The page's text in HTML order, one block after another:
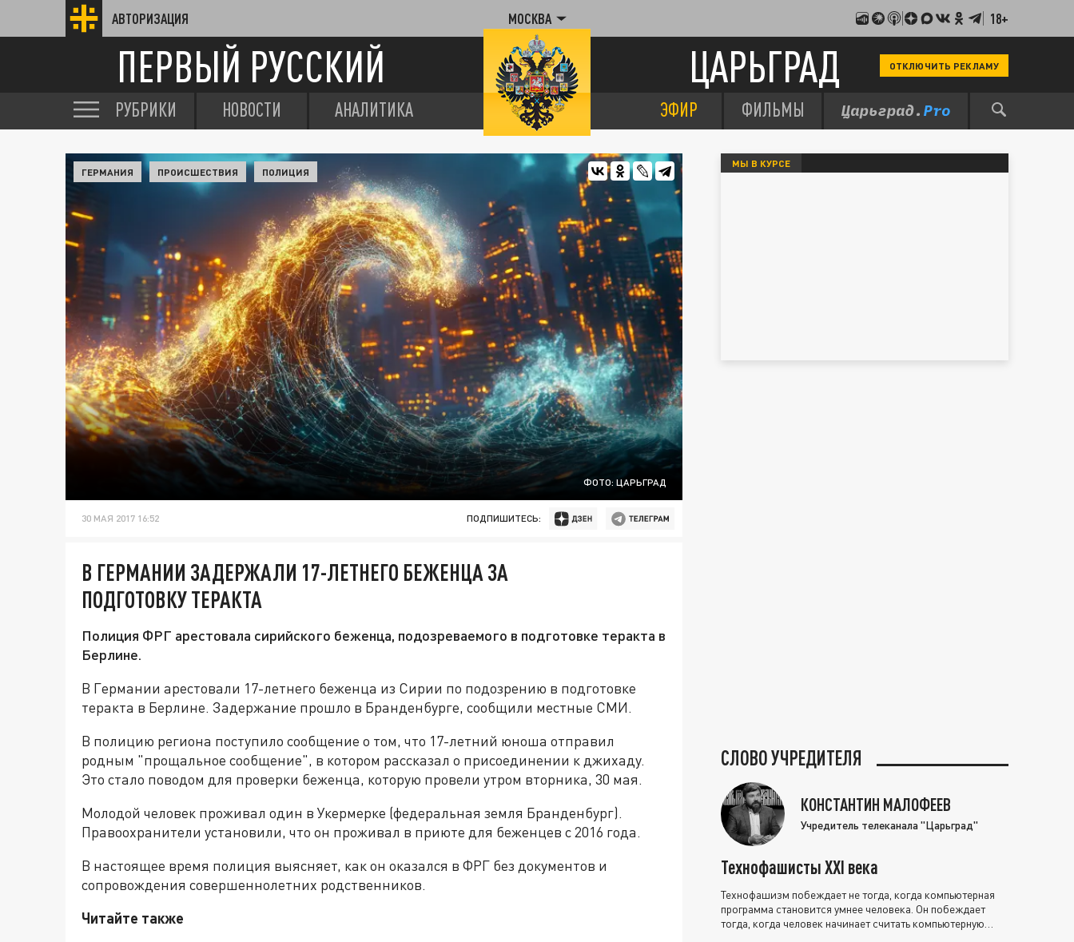
АВТОРИЗАЦИЯ МОСКВА 18+
ПЕРВЫЙ РУССКИЙ ЦАРЬГРАД ОТКЛЮЧИТЬ РЕКЛАМУ
РУБРИКИ НОВОСТИ АНАЛИТИКА ЭФИР ФИЛЬМЫ
ФОТО: ЦАРЬГРАД
ГЕРМАНИЯ ПРОИСШЕСТВИЯ ПОЛИЦИЯ
30 МАЯ 2017 16:52 ПОДПИШИТЕСЬ:
В ГЕРМАНИИ ЗАДЕРЖАЛИ 17-ЛЕТНЕГО БЕЖЕНЦА ЗА
ПОДГОТОВКУ ТЕРАКТА
Полиция ФРГ арестовала сирийского беженца, подозреваемого в подготовке теракта в
Берлине.
В Германии арестовали 17-летнего беженца из Сирии по подозрению в подготовке
теракта в Берлине. Задержание прошло в Бранденбурге, сообщили местные СМИ.
В полицию региона поступило сообщение о том, что 17-летний юноша отправил
родным "прощальное сообщение", в котором рассказал о присоединении к джихаду.
Это стало поводом для проверки беженца, которую провели утром вторника, 30 мая.
Молодой человек проживал один в Укермерке (федеральная земля Бранденбург).
Правоохранители установили, что он проживал в приюте для беженцев с 2016 года.
В настоящее время полиция выясняет, как он оказался в ФРГ без документов и
сопровождения совершеннолетних родственников.
Читайте также
МЫ В КУРСЕ
СЛОВО УЧРЕДИТЕЛЯ
КОНСТАНТИН МАЛОФЕЕВ
Учредитель телеканала "Царьград"
Технофашисты XXI века
Технофашизм побеждает не тогда, когда компьютерная
программа становится умнее человека. Он побеждает
тогда, когда человек начинает считать компьютерную